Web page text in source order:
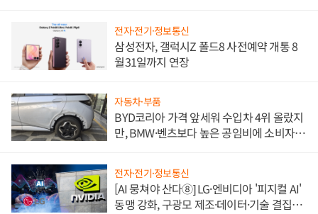
전자·전기·정보통신
삼성전자, 갤럭시Z 폴드8 사전예약 개통 8
월31일까지 연장
자동차·부품
BYD코리아 가격 앞세워 수입차 4위 올랐지
만, BMW·벤츠보다 높은 공임비에 소비자
전자·전기·정보통신
[AI 뭉쳐야 산다⑧] LG·엔비디아 '피지컬 AI'
동맹 강화, 구광모 제조·데이터·기술 결집